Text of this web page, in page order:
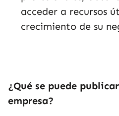
acceder a recursos
crecimiento de su
¿Qué se puede
empresa?